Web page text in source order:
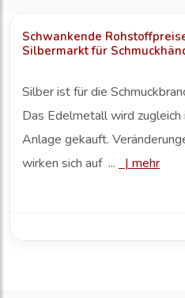
Schwankende
Silbermarkt für
Silber ist für die
Das Edelmetall wird
Anlage gekauft.
wirken sich auf ...
| mehr